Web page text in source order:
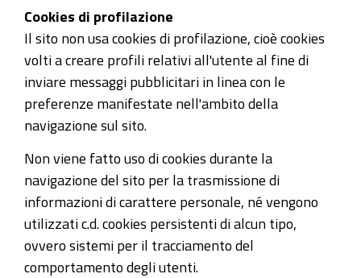
Cookies di profilazione
Il sito non usa cookies di profilazione, cioè cookies
volti a creare profili relativi all'utente al fine di
inviare messaggi pubblicitari in linea con le
preferenze manifestate nell'ambito della
navigazione sul sito.
Non viene fatto uso di cookies durante la
navigazione del sito per la trasmissione di
informazioni di carattere personale, né vengono
utilizzati c.d. cookies persistenti di alcun tipo,
ovvero sistemi per il tracciamento del
comportamento degli utenti.